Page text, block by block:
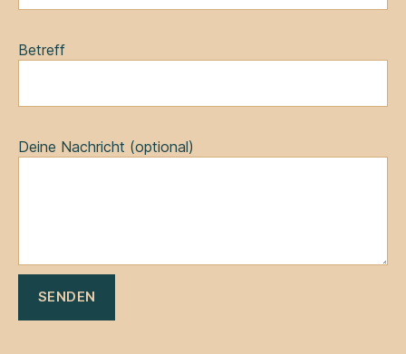
Betreff
Deine Nachricht (optional)